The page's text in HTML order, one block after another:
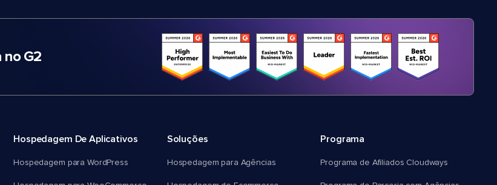
G2
Hospedagem De Aplicativos
Hospedagem para WordPress
Soluções
Hospedagem para Agências
Programa
Programa de Afiliados Cloudways